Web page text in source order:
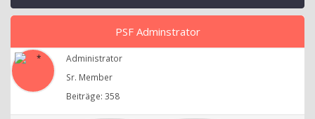
PSF Adminstrator
Administrator
Sr. Member
Beiträge: 358